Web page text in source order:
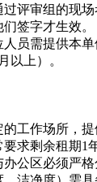
评审组的现
签字才生效。
人员需提供本
以上）。
的工作场所，
求剩余租期1
办公区必须严